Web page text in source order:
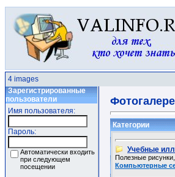
4 images
Зарегистрированные
пользователи
Имя пользователя:
Пароль:
Автоматически входить
при следующем
посещении
Категории
Учебные
Полезные
Компьютерные